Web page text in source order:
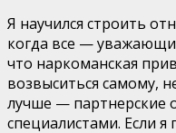
Я научился строить
когда все —
что наркоманская
возвыситься самому,
лучше — партнерские
специалистами. Если